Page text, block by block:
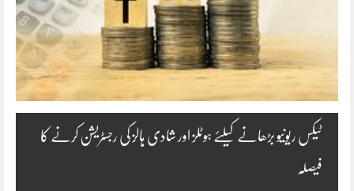
ٹیکس ریونیو بڑھانے کیلئے ہوٹلز اور شادی ہالز کی رجسٹریشن کرنے کا
فیصلہ